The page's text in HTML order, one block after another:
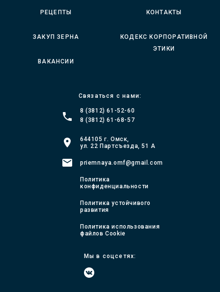
РЕЦЕПТЫ
ЗАКУП ЗЕРНА
ВАКАНСИИ
КОНТАКТЫ
КОДЕКС КОРПОРАТИВНОЙ
ЭТИКИ
Связаться с нами:
8 (3812) 61-52-60
8 (3812) 61-68-57
644105 г. Омск,
ул. 22 Партсъезда, 51 А
priemnaya.omf@gmail.com
Политика
конфиденциальности
Политика устойчивого
развития
Политика использования
файлов Cookie
Мы в соцсетях: